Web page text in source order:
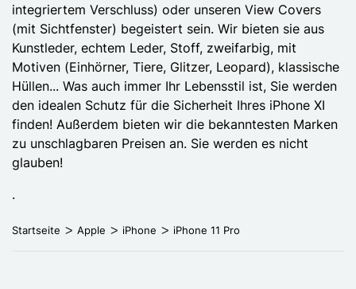
integriertem Verschluss) oder unseren View Covers
(mit Sichtfenster) begeistert sein. Wir bieten sie aus
Kunstleder, echtem Leder, Stoff, zweifarbig, mit
Motiven (Einhörner, Tiere, Glitzer, Leopard), klassische
Hüllen... Was auch immer Ihr Lebensstil ist, Sie werden
den idealen Schutz für die Sicherheit Ihres iPhone XI
finden! Außerdem bieten wir die bekanntesten Marken
zu unschlagbaren Preisen an. Sie werden es nicht
glauben!
.
Startseite Apple iPhone iPhone 11 Pro